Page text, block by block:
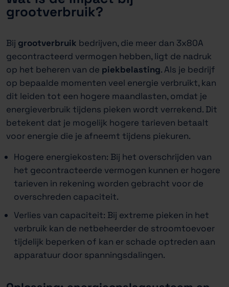
grootverbruik?
Bij grootverbruik bedrijven, die meer dan 3x80A
gecontracteerd vermogen hebben, ligt de nadruk
op het beheren van de piekbelasting. Als je bedrijf
op bepaalde momenten veel energie verbruikt, kan
dit leiden tot een hogere maandlasten, omdat je
energieverbruik tijdens pieken wordt verrekend. Dit
betekent dat je mogelijk hogere tarieven betaalt
voor energie die je afneemt tijdens piekuren.
Hogere energiekosten: Bij het overschrijden van
het gecontracteerde vermogen kunnen er hogere
tarieven in rekening worden gebracht voor de
overschreden capaciteit.
Verlies van capaciteit: Bij extreme pieken in het
verbruik kan de netbeheerder de stroomtoevoer
tijdelijk beperken of kan er schade optreden aan
apparatuur door spanningsdalingen.